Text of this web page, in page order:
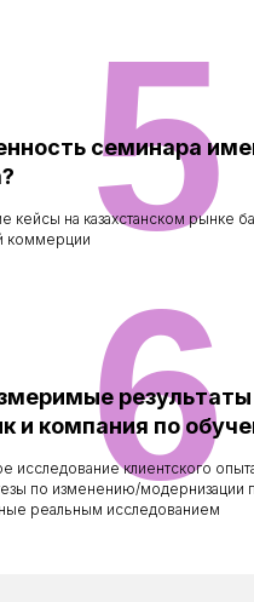
семинара
кейсы на казахстанском рынке
коммерции5
и компания по
исследование клиентского
по изменению/модернизации
реальным исследованием
6